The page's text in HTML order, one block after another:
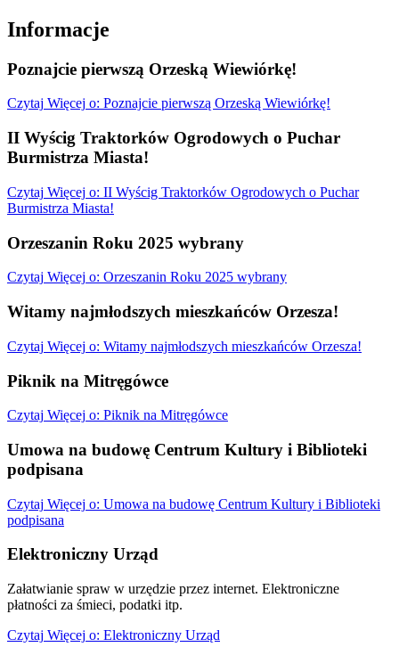
Informacje
Poznajcie pierwszą Orzeską Wiewiórkę!
Czytaj Więcej o: Poznajcie pierwszą Orzeską Wiewiórkę!
II Wyścig Traktorków Ogrodowych o Puchar
Burmistrza Miasta!
Czytaj Więcej o: II Wyścig Traktorków Ogrodowych o Puchar
Burmistrza Miasta!
Orzeszanin Roku 2025 wybrany
Czytaj Więcej o: Orzeszanin Roku 2025 wybrany
Witamy najmłodszych mieszkańców Orzesza!
Czytaj Więcej o: Witamy najmłodszych mieszkańców Orzesza!
Piknik na Mitręgówce
Czytaj Więcej o: Piknik na Mitręgówce
Umowa na budowę Centrum Kultury i Biblioteki
podpisana
Czytaj Więcej o: Umowa na budowę Centrum Kultury i Biblioteki
podpisana
Elektroniczny Urząd
Załatwianie spraw w urzędzie przez internet. Elektroniczne
płatności za śmieci, podatki itp.
Czytaj Więcej o: Elektroniczny Urząd